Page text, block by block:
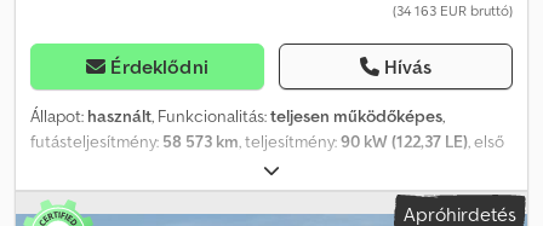
(34 163 EUR bruttó)
Érdeklődni Hívás
Állapot: használt, Funkcionalitás:teljesen működőképes,
futásteljesítmény: 58 573 km, teljesítmény:90 kW (122,37 LE), első
, üzemanyagtípus:
3 500 kg, gumiabroncs állapota:80 százalék, tengelyelrendezés:
4x2, üzemanyag:dízel, szín:fehér, hajtástípus:mechanikai,
Apróhirdetés